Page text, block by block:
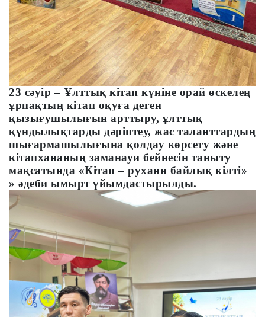
23 сәуір – Ұлттық кітап күніне орай өскелең
ұрпақтың кітап оқуға деген
қызығушылығын арттыру, ұлттық
құндылықтарды дәріптеу, жас таланттардың
шығармашылығына қолдау көрсету және
кітапхананың заманауи бейнесін таныту
мақсатында «Кітап – рухани байлық кілті»
» әдеби ымырт ұйымдастырылды.